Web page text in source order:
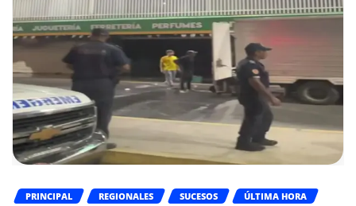
PRINCIPAL REGIONALES SUCESOS ÚLTIMA HORA